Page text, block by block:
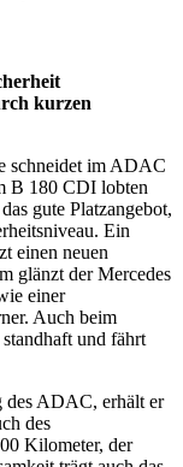
kurzen
schneidet im ADAC
B 180 CDI lobten
gute Platzangebot,
Ein
einen neuen
glänzt der Mercedes
einer
Auch beim
und fährt
des ADAC, erhält er
des
Kilometer, der